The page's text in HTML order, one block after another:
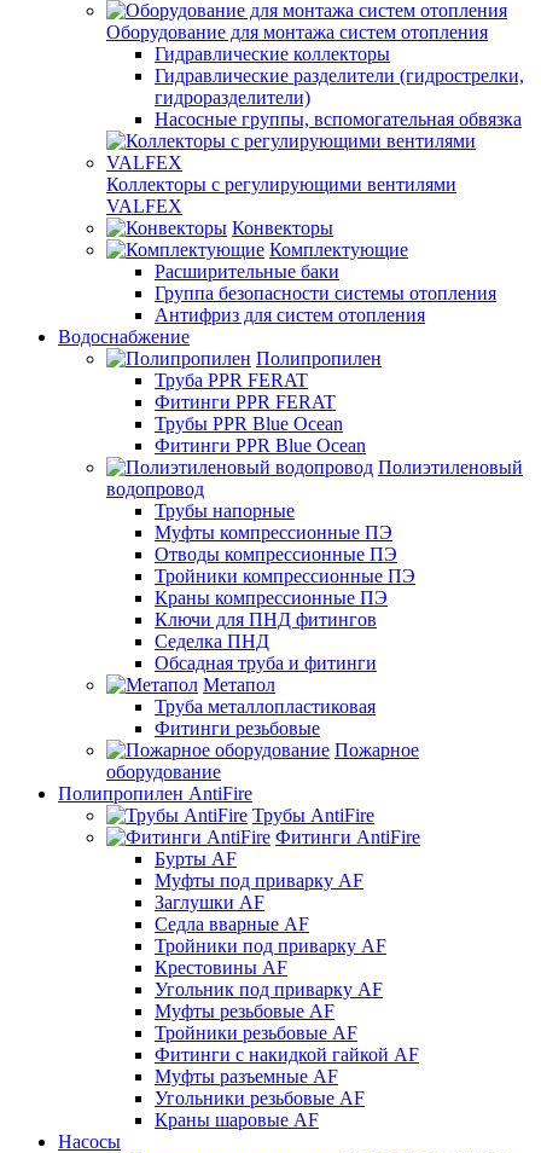
Оборудование для монтажа систем отопления
Гидравлические коллекторы
Гидравлические разделители (гидрострелки,
гидроразделители)
Насосные группы, вспомогательная обвязка
Коллекторы с регулирующими вентилями
VALFEX
Конвекторы
Комплектующие
Расширительные баки
Группа безопасности системы отопления
Антифриз для систем отопления
Водоснабжение
Полипропилен
Труба PPR FERAT
Фитинги PPR FERAT
Трубы PPR Blue Ocean
Фитинги PPR Blue Ocean
Полиэтиленовый
водопровод
Трубы напорные
Муфты компрессионные ПЭ
Отводы компрессионные ПЭ
Тройники компрессионные ПЭ
Краны компрессионные ПЭ
Ключи для ПНД фитингов
Седелка ПНД
Обсадная труба и фитинги
Метапол
Труба металлопластиковая
Фитинги резьбовые
Пожарное
оборудование
Полипропилен AntiFire
Трубы AntiFire
Фитинги AntiFire
Бурты AF
Муфты под приварку AF
Заглушки AF
Седла вварные AF
Тройники под приварку AF
Крестовины AF
Угольник под приварку AF
Муфты резьбовые AF
Тройники резьбовые AF
Фитинги с накидкой гайкой AF
Муфты разъемные AF
Угольники резьбовые AF
Краны шаровые AF
Насосы